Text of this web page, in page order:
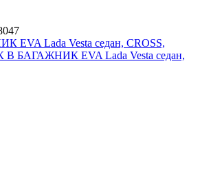
Lada Vesta седан, CROSS,
БАГАЖНИК EVA Lada Vesta седан,